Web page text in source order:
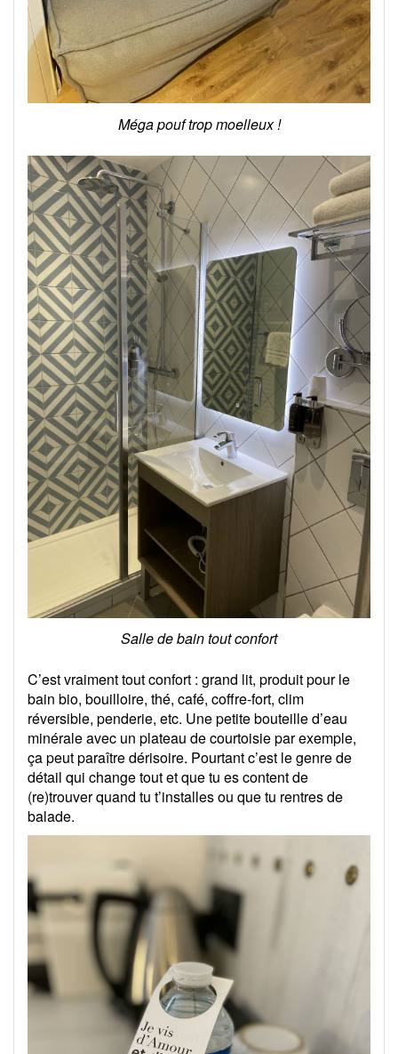
Méga pouf trop moelleux !
Salle de bain tout confort
C’est vraiment tout confort : grand lit, produit pour le
bain bio, bouilloire, thé, café, coffre-fort, clim
réversible, penderie, etc. Une petite bouteille d’eau
minérale avec un plateau de courtoisie par exemple,
ça peut paraître dérisoire. Pourtant c’est le genre de
détail qui change tout et que tu es content de
(re)trouver quand tu t’installes ou que tu rentres de
balade.